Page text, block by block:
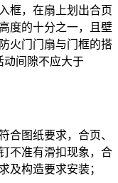
框，在扇上划出合页
度的十分之一，且壁
火门门扇与门框的搭
动间隙不应大于
图纸要求，合页、
不准有滑扣现象，合
及构造要求安装；